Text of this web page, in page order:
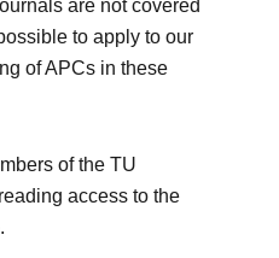
are not covered
to apply to our
of APCs in these
of the TU
access to the